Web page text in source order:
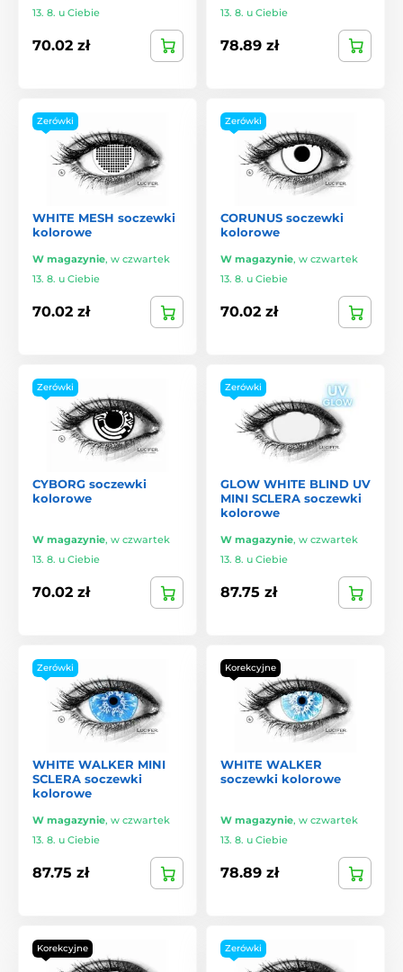
13. 8. u Ciebie
70.02 zł
13. 8. u Ciebie
78.89 zł
Zerówki
WHITE MESH soczewki
kolorowe
W magazynie, w czwartek
13. 8. u Ciebie
70.02 zł
Zerówki
CORUNUS soczewki
kolorowe
W magazynie, w czwartek
13. 8. u Ciebie
70.02 zł
Zerówki
CYBORG soczewki
kolorowe
W magazynie, w czwartek
13. 8. u Ciebie
70.02 zł
Zerówki
GLOW WHITE BLIND UV
MINI SCLERA soczewki
kolorowe
W magazynie, w czwartek
13. 8. u Ciebie
87.75 zł
Zerówki
WHITE WALKER MINI
SCLERA soczewki
kolorowe
W magazynie, w czwartek
13. 8. u Ciebie
87.75 zł
Korekcyjne
WHITE WALKER
soczewki kolorowe
W magazynie, w czwartek
13. 8. u Ciebie
78.89 zł
Korekcyjne Zerówki